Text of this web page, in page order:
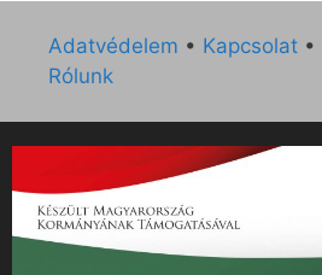
Adatvédelem • Kapcsolat •
Rólunk